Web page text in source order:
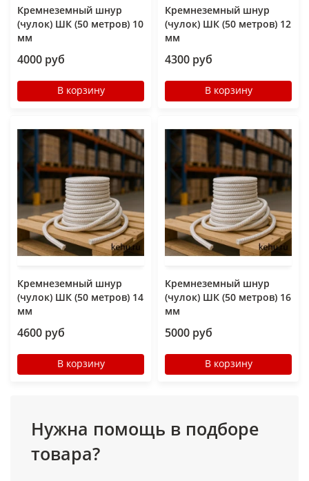
Кремнеземный шнур
(чулок) ШК (50 метров) 10
мм
4000 руб
В корзину
Кремнеземный шнур
(чулок) ШК (50 метров) 12
мм
4300 руб
В корзину
Кремнеземный шнур
(чулок) ШК (50 метров) 14
мм
4600 руб
В корзину
Кремнеземный шнур
(чулок) ШК (50 метров) 16
мм
5000 руб
В корзину
Нужна помощь в подборе
товара?